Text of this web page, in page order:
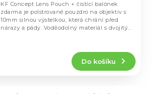
Do košíku
KF Concept Lens Pouch + čistící balónek
zdarma je polstrované pouzdro na objektiv s
10mm silnou výstelkou, která chrání před
nárazy a pády. Voděodolný materiál s dvojitým